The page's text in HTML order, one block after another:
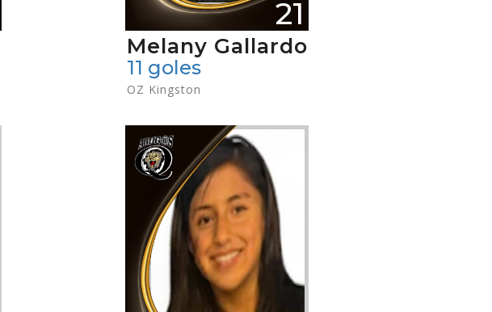
21
Melany Gallardo
11 goles
OZ Kingston